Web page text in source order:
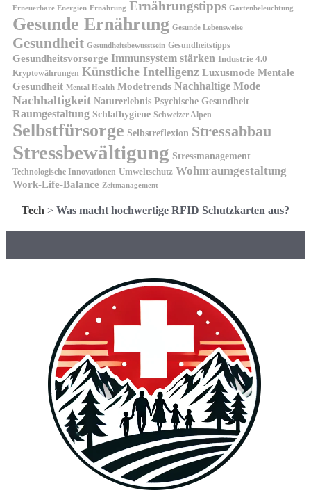
Erneuerbare Energien Ernährung Ernährungstipps Gartenbeleuchtung
Gesunde Ernährung Gesunde Lebensweise
Gesundheit Gesundheitsbewusstsein Gesundheitstipps
Gesundheitsvorsorge Immunsystem stärken Industrie 4.0
Kryptowährungen Künstliche Intelligenz Luxusmode Mentale
Gesundheit Mental Health Modetrends Nachhaltige Mode
Nachhaltigkeit Naturerlebnis Psychische Gesundheit
Raumgestaltung Schlafhygiene Schweizer Alpen
Selbstfürsorge Selbstreflexion Stressabbau
Stressbewältigung Stressmanagement
Technologische Innovationen Umweltschutz Wohnraumgestaltung
Work-Life-Balance Zeitmanagement
Tech > Was macht hochwertige RFID Schutzkarten aus?